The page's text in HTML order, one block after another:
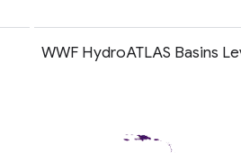
WWF HydroATLAS Basins